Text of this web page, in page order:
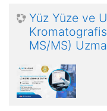
Yüz Yüze ve
MS/MS)